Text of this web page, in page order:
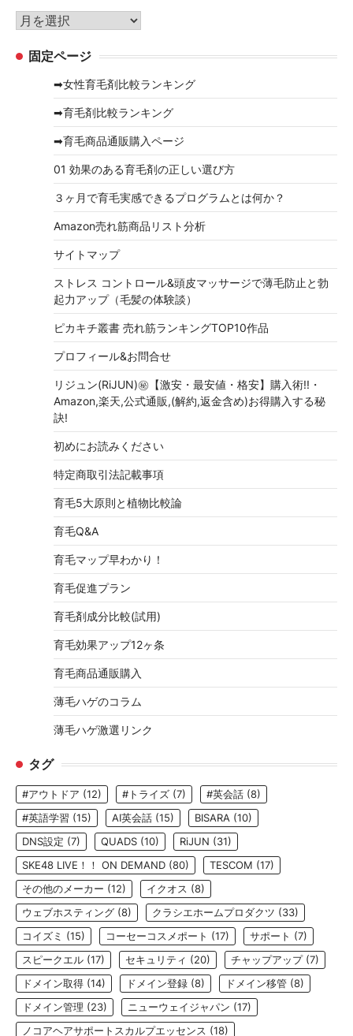
リ
ー
ア
カ 固定ページ
➡女性育毛剤比較ランキング
➡育毛剤比較ランキング
➡育毛商品通販購入ページ
01 効果のある育毛剤の正しい選び方
３ヶ月で育毛実感できるプログラムとは何か？
Amazon売れ筋商品リスト分析
サイトマップ
ストレス コントロール&頭皮マッサージで薄毛防止と勃
起力アップ（毛髪の体験談）
ピカキチ叢書 売れ筋ランキングTOP10作品
プロフィール&お問合せ
リジュン(RiJUN)㊙【激安・最安値・格安】購入術!!・
Amazon,楽天,公式通販,(解約,返金含め)お得購入する秘
訣!
初めにお読みください
特定商取引法記載事項
育毛5大原則と植物比較論
育毛Q&A
育毛マップ早わかり！
育毛促進プラン
育毛剤成分比較(試用)
育毛効果アップ12ヶ条
育毛商品通販購入
薄毛ハゲのコラム
薄毛ハゲ激選リンク
タグ
#アウトドア (12) #トライズ (7) #英会話 (8)
#英語学習 (15) AI英会話 (15) BISARA (10)
DNS設定 (7) QUADS (10) RiJUN (31)
SKE48 LIVE！！ ON DEMAND (80) TESCOM (17)
その他のメーカー (12) イクオス (8)
ウェブホスティング (8) クラシエホームプロダクツ (33)
コイズミ (15) コーセーコスメポート (17) サポート (7)
スピークエル (17) セキュリティ (20) チャップアップ(7)
ドメイン取得 (14) ドメイン登録 (8) ドメイン移管 (8)
ドメイン管理 (23) ニューウェイジャパン (17)
ノコアヘアサポートスカルプエッセンス (18)